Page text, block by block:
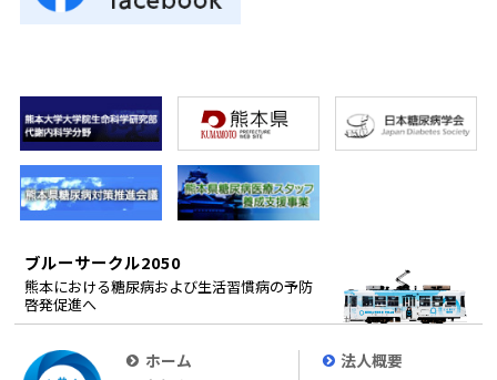
ブルーサークル2050
熊本における糖尿病および生活習慣病の予防
啓発促進へ
ホーム
法人概要